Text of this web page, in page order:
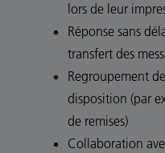
lors de leur
Réponse sans
transfert des
Regroupement
disposition (par
de remises)
Collaboration